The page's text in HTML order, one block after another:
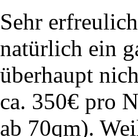
Sehr
natürlich ein
überhaupt
ca. 350€ pro
ab 70qm).